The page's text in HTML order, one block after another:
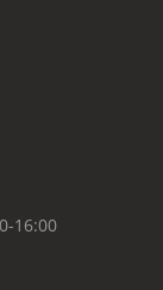
16:00